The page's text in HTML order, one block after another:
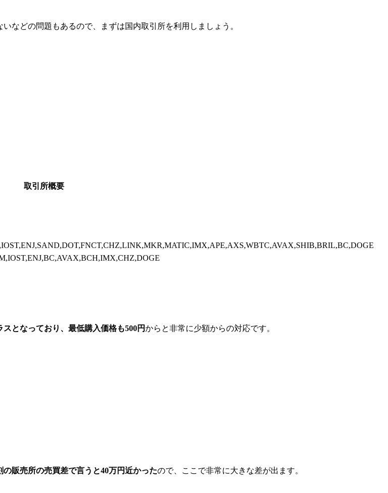
などの問題もあるので、まずは国内取引所を利用しましょう。
取引所概要
となっており、最低購入価格も500円からと非常に少額からの対応です。
の販売所の売買差で言うと40万円近かったので、ここで非常に大きな差が出ます。